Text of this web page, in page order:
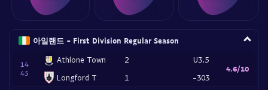
아일랜드 - First Division Regular Season
14
45
Athlone Town
Longford T
2
1
U3.5
-303
4.6/10